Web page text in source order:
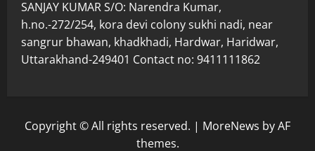
SANJAY KUMAR S/O: Narendra Kumar,
h.no.-272/254, kora devi colony sukhi nadi, near
sangrur bhawan, khadkhadi, Hardwar, Haridwar,
Uttarakhand-249401 Contact no: 9411111862
Copyright © All rights reserved. | MoreNews by AF
themes.